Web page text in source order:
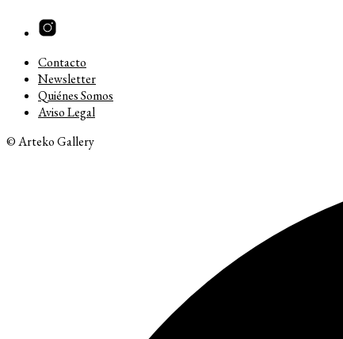
Contacto
Newsletter
Quiénes Somos
Aviso Legal
© Arteko Gallery